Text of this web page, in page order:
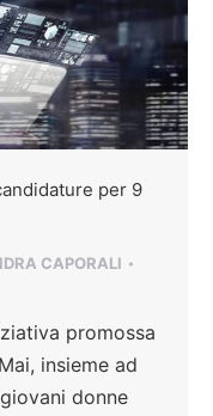
per 9
CAPORALI
promossa
insieme ad
donne